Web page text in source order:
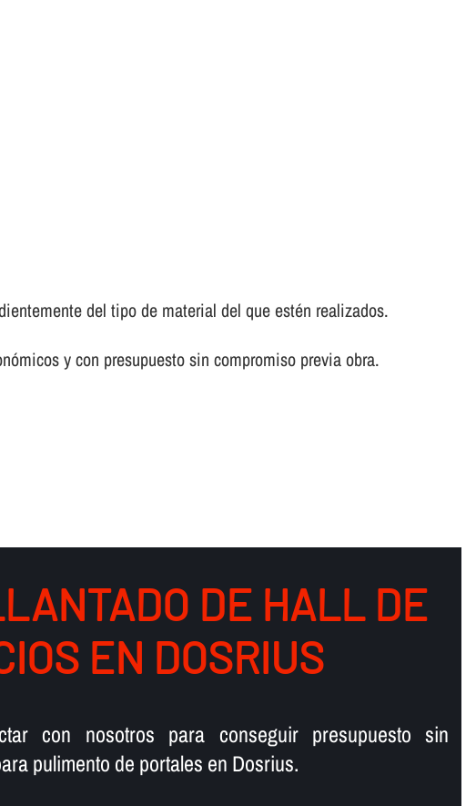
del tipo de material del que estén realizados.
y con presupuesto sin compromiso previa obra.
DE HALL DE
EN DOSRIUS
con nosotros para conseguir presupuesto sin
pulimento de portales en Dosrius.